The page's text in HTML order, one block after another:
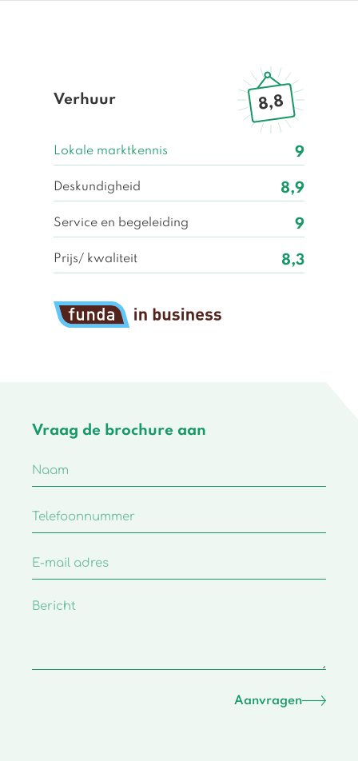
Verhuur 8,8
Lokale marktkennis 9
Deskundigheid 8,9
Service en begeleiding 9
Prijs/ kwaliteit 8,3
Vraag de brochure aan
Aanvragen